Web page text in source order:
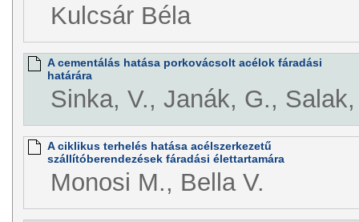
Kulcsár Béla
A cementálás hatása porkovácsolt acélok fáradási
határára
Sinka, V., Janák, G.,
A ciklikus terhelés hatása acélszerkezetű
szállítóberendezések fáradási élettartamára
Monosi M., Bella V.